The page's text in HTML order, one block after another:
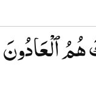
هُمُ ٱلْعَادُونَ